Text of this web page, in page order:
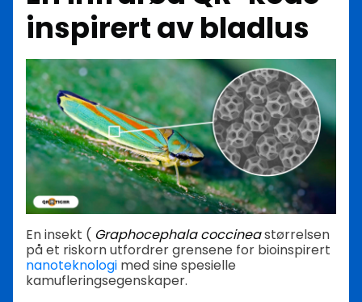
inspirert av bladlus
En insekt ( Graphocephala coccineastørrelsen
på et riskorn utfordrer grensene for bioinspirert
nanoteknologi med sine spesielle
kamufleringsegenskaper.